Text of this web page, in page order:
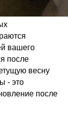
вашего
после
весну
- это
после